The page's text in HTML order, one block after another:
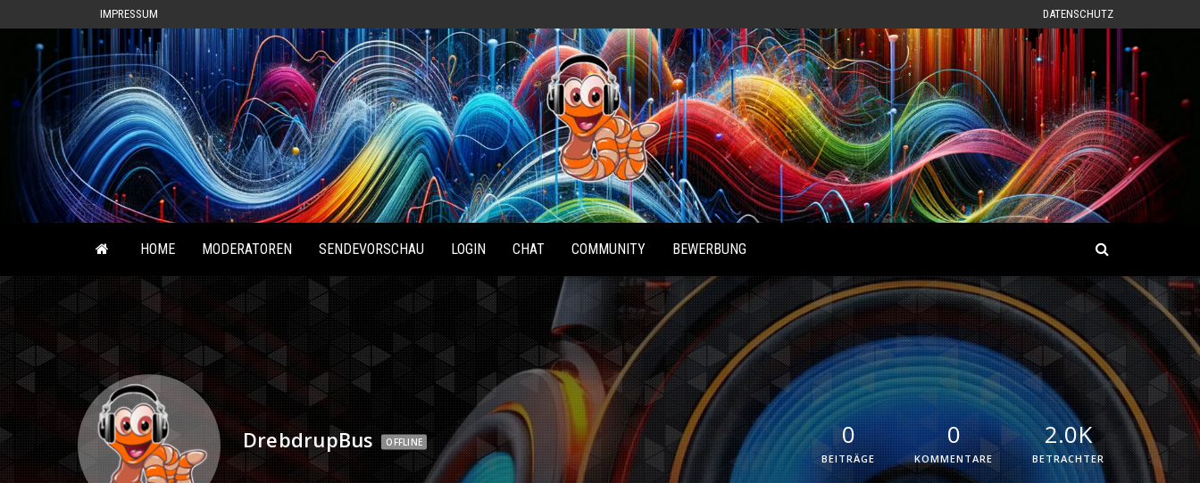
IMPRESSUM DATENSCHUTZ
Radio
Waterlu
HOME MODERATOREN SENDEVORSCHAU LOGIN CHAT COMMUNITY BEWERBUNG
DrebdrupBus OFFLINE 0
BEITRÄGE
0
KOMMENTARE
2.0K
BETRACHTER